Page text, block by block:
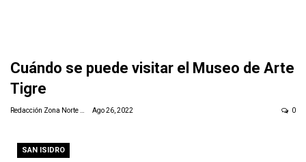
Cuándo se puede visitar el Museo de Arte
Tigre
Redacción Zona Norte Daily Ago 26, 2022 0
SAN ISIDRO